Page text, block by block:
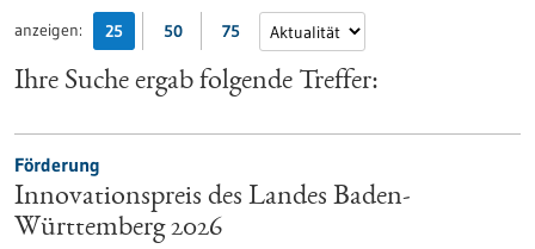
anzeigen: 25 50 75
Ihre Suche ergab folgende Treffer:
Förderung
Innovationspreis des Landes Baden-
Württemberg 2026